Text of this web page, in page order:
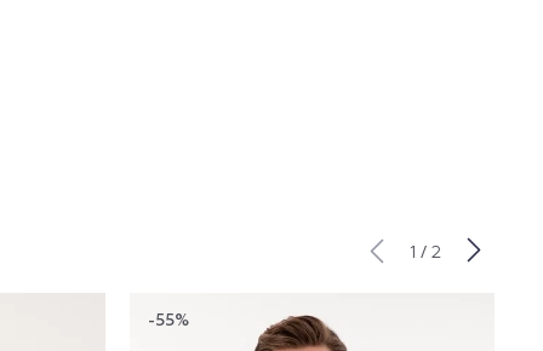
1 / 2
-55%